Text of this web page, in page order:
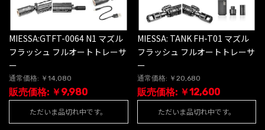
MIESSA:GTFT-0064 N1 マズル
フラッシュ フルオートトレーサ
ー
通常価格: ￥14,080
販売価格: ￥9,980
ただいま品切れ中です。
MIESSA: TANK FH-T01 マズル
フラッシュ フルオートトレーサ
ー
通常価格: ￥20,680
販売価格: ￥12,600
ただいま品切れ中です。